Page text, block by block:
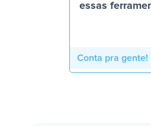
essas
Conta pra gente!